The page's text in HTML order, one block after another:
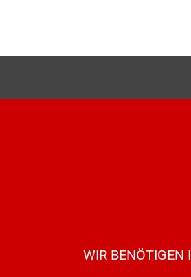
WIR BENÖTIGEN